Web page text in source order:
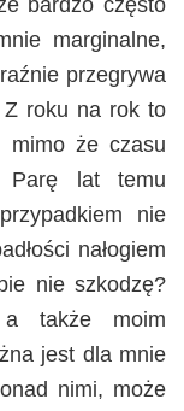
bardzo często
marginalne,
przegrywa
Z roku na rok to
mimo że czasu
Parę lat temu
nie
nałogiem
nie szkodzę?
także moim
jest dla mnie
nimi, może